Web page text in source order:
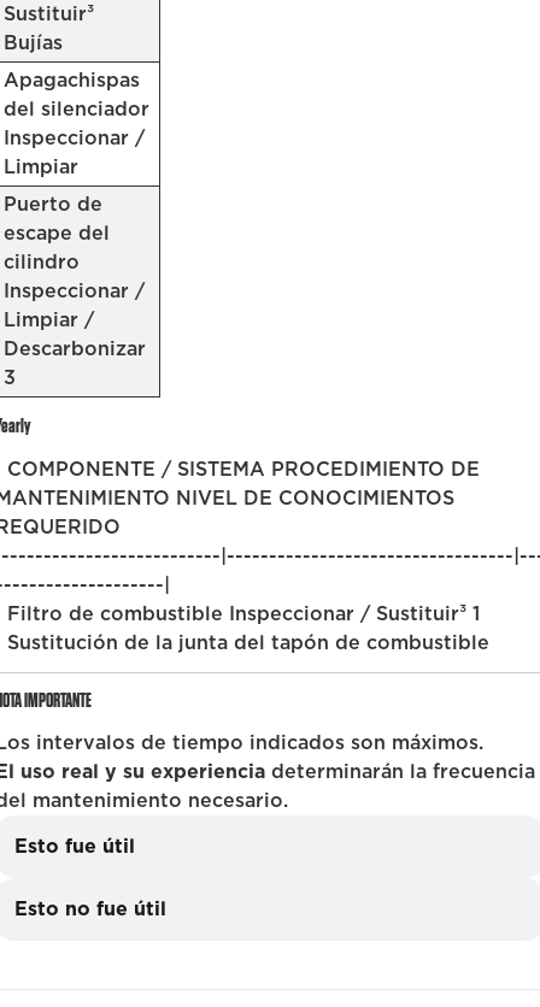
Sustituir³
Bujías
Apagachispas
del silenciador
Inspeccionar /
Limpiar
Puerto de
escape del
cilindro
Inspeccionar /
Limpiar /
Descarbonizar
3
COMPONENTE / SISTEMA PROCEDIMIENTO DE
NIVEL DE CONOCIMIENTOS
|----------------------------------
|
Filtro de combustible Inspeccionar / Sustituir³ 1
Sustitución de la junta del tapón de combustible
IMPORTANTE
intervalos de tiempo indicados son máximos.
uso real y su experiencia determinarán la frecuencia
mantenimiento necesario.
Esto fue útil
Esto no fue útil